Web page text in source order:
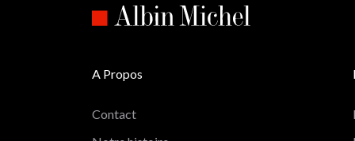
A Propos
Contact